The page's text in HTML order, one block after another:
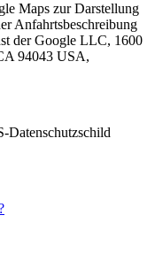
Maps zur Darstellung
Anfahrtsbeschreibung
der Google LLC, 1600
94043 USA,
Datenschutzschild